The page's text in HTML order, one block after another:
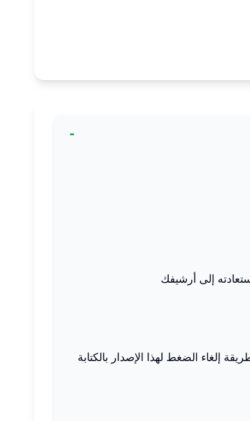
إلغاء الضغط لهذا الإصدار بالكتابة